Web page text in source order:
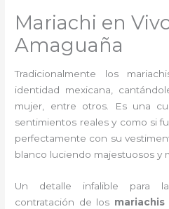
Mariachi en
Amaguaña
Tradicionalmente los
identidad mexicana,
mujer, entre otros. Es una
sentimientos reales y como si
perfectamente con su
blanco luciendo majestuosos y
Un detalle infalible para
contratación de los mariachis